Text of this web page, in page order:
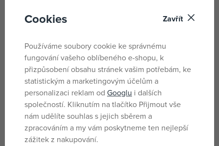
Little Dutch Vibrující srnka Fairy
Garden
skladem
Playgro Závěsná zvonkohra
Zajíček
Cookies Zavřít
Používáme soubory cookie ke správnému
fungování vašeho oblíbeného e-shopu, k
přizpůsobení obsahu stránek vašim potřebám, ke
statistickým a marketingovým účelům a
personalizaci reklam od Googlu i dalších
společností. Kliknutím na tlačítko Přijmout vše
nám udělíte souhlas s jejich sběrem a
zpracováním a my vám poskytneme ten nejlepší
zážitek z nakupování.